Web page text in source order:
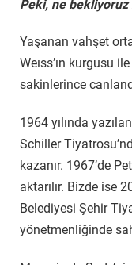
Peki, ne
Yaşanan vahşet
Weıss’ın kurgusu
sakinlerince
1964 yılında
Schiller
kazanır. 1967’de
aktarılır. Bizde ise
Belediyesi Şehir
yönetmenliğinde